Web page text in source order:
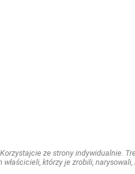
ze strony indywidualnie.
którzy je zrobili,